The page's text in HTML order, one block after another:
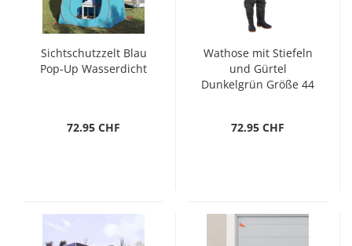
Sichtschutzzelt Blau
Pop-Up Wasserdicht
72.95 CHF
Wathose mit Stiefeln
und Gürtel
Dunkelgrün Größe 44
72.95 CHF